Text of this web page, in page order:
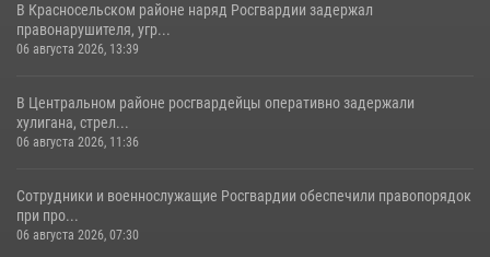
В Красносельском районе наряд Росгвардии задержал
правонарушителя, угр...
06 августа 2026, 13:39
В Центральном районе росгвардейцы оперативно задержали
хулигана, стрел...
06 августа 2026, 11:36
Сотрудники и военнослужащие Росгвардии обеспечили правопорядок
при про...
06 августа 2026, 07:30